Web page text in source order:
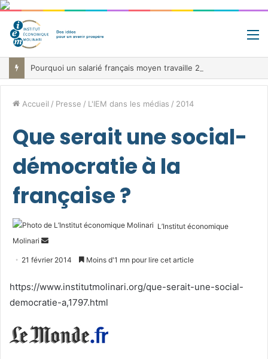
Accueil / Presse / L'IEM dans les médias / 2014
Que serait une social-
démocratie à la
française ?
L’Institut économique
Molinari
Envoyer
21 février 2014 Moins d'1 mn pour lire cet article
https://www.institutmolinari.org/que-serait-une-social-
democratie-a,1797.html